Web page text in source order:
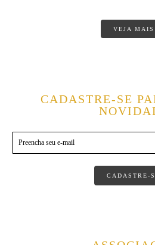
VEJA MAIS
CADASTRE-SE
CADASTRE-